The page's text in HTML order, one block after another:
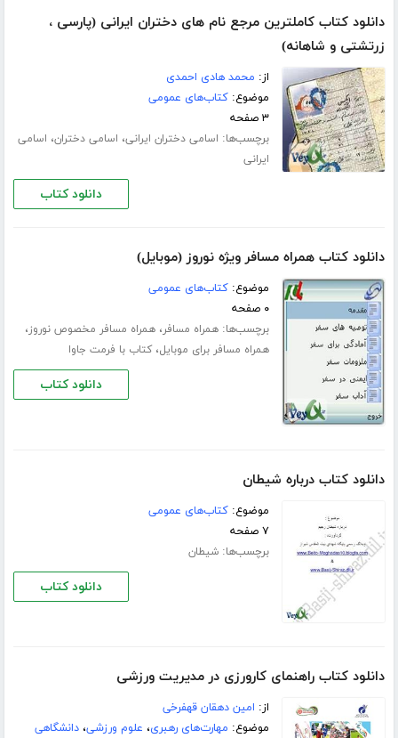
دانلود کتاب کاملترین مرجع نام های دختران ایرانی (پارسی ،
زرتشتی و شاهانه)
از: محمد هادی احمدی
موضوع:کتاب‌های عمومی
۳ صفحه
برچسب‌ها: اسامی دختران ایرانی، اسامی دختران، اسامی
ایرانی
دانلود کتاب
دانلود کتاب همراه مسافر ویژه نوروز (موبایل)
موضوع:کتاب‌های عمومی
۰ صفحه
برچسب‌ها:همراه مسافر،همراه مسافر مخصوص نوروز،
همراه مسافر برای موبایل،کتاب با فرمت جاوا
دانلود کتاب
دانلود کتاب درباره شیطان
موضوع:کتاب‌های عمومی
۷ صفحه
برچسب‌ها:شیطان
دانلود کتاب
دانلود کتاب راهنمای کارورزی در مدیریت ورزشی
از: امین دهقان قهفرخی
موضوع: مهارت‌های رهبری، علوم ورزشی،دانشگاهی